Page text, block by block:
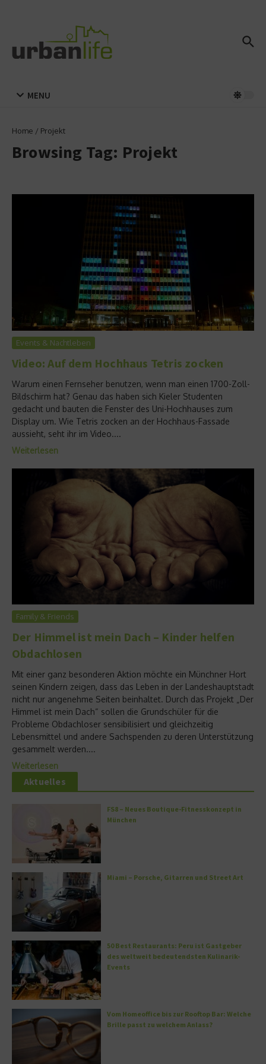
MENU
Home / Projekt
Browsing Tag: Projekt
Events & Nachtleben
Video: Auf dem Hochhaus Tetris zocken
Warum einen Fernseher benutzen, wenn man einen 1700-Zoll-
Bildschirm hat? Genau das haben sich Kieler Studenten
gedacht und bauten die Fenster des Uni-Hochhauses zum
Display um. Wie Tetris zocken an der Hochhaus-Fassade
aussieht, seht ihr im Video....
Weiterlesen
Family & Friends
Der Himmel ist mein Dach – Kinder helfen
Obdachlosen
Mit einer ganz besonderen Aktion möchte ein Münchner Hort
seinen Kindern zeigen, dass das Leben in der Landeshauptstadt
nicht nur angenehme Seiten beinhaltet. Durch das Projekt „Der
Himmel ist mein Dach“ sollen die Grundschüler für die
Probleme Obdachloser sensibilisiert und gleichzeitig
Lebensmittel und andere Sachspenden zu deren Unterstützung
gesammelt werden....
Weiterlesen
Aktuelles
FS8 – Neues Boutique-Fitnesskonzept in
München
Miami – Porsche, Gitarren und Street Art
50 Best Restaurants: Peru ist Gastgeber
des weltweit bedeutendsten Kulinarik-
Events
Vom Homeoffice bis zur Rooftop Bar: Welche
Brille passt zu welchem Anlass?